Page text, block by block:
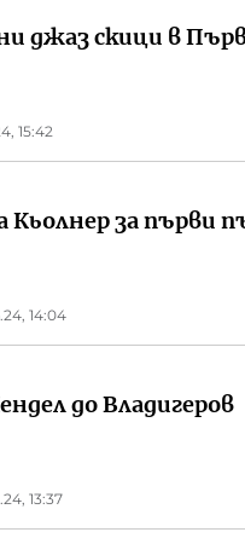
джаз скици в
15:42
Кьолнер за първи
14:04
до Владигеров
13:37